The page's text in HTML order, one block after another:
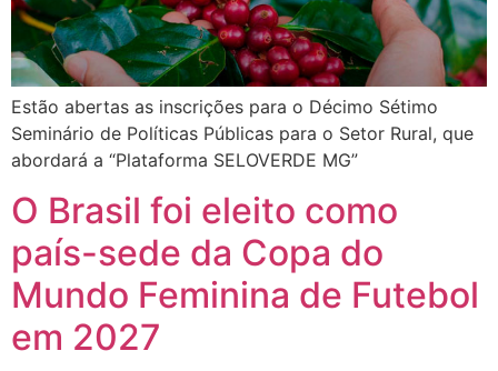
Estão abertas as inscrições para o Décimo Sétimo
Seminário de Políticas Públicas para o Setor Rural, que
abordará a “Plataforma SELOVERDE MG”
O Brasil foi eleito como
país-sede da Copa do
Mundo Feminina de Futebol
em 2027